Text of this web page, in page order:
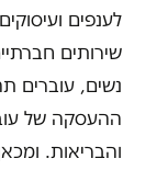
לענפים
שירותים
נשים, עוברים
ההעסקה של
והבריאות.